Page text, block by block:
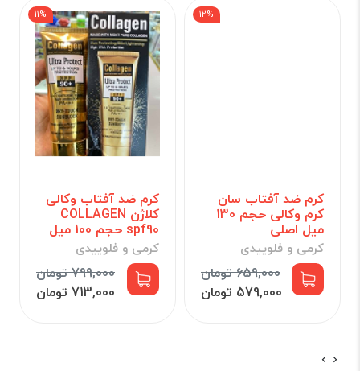
کرم ضد آفتاب سان
کرم وکالی حجم 130
میل اصلی
کرمی و فلوییدی
659,000 تومان
12%
579,000 تومان
کرم ضد آفتاب وکالی
کلاژن COLLAGEN
spf90 حجم 100 میل
کرمی و فلوییدی
799,000 تومان
11%
713,000 تومان